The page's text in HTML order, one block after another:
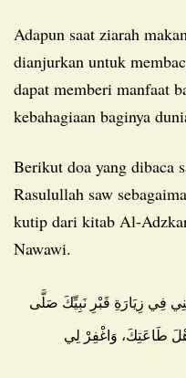
Adapun saat ziarah makam Rasulullah, umat Islam
dianjurkan untuk
dapat memberi manfaat
kebahagiaan baginya
Berikut doa yang dibaca saat berziarah ke makam
Rasulullah saw
kutip dari kitab Al-
Nawawi.
طَاعَتِكَ، وَاغْفِرْ لِي